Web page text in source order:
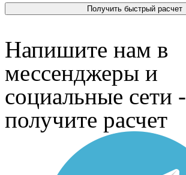
Напишите нам в
мессенджеры и
социальные сети -
получите расчет